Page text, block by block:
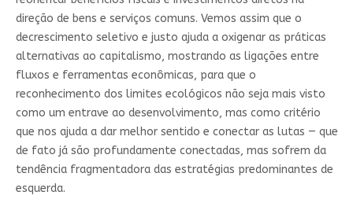
direção de bens e serviços comuns. Vemos assim que o
decrescimento seletivo e justo ajuda a oxigenar as práticas
alternativas ao capitalismo, mostrando as ligações entre
fluxos e ferramentas econômicas, para que o
reconhecimento dos limites ecológicos não seja mais visto
como um entrave ao desenvolvimento, mas como critério
que nos ajuda a dar melhor sentido e conectar as lutas — que
de fato já são profundamente conectadas, mas sofrem da
tendência fragmentadora das estratégias predominantes de
esquerda.